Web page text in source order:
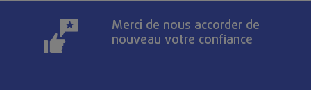
Merci de nous accorder de
nouveau votre confiance